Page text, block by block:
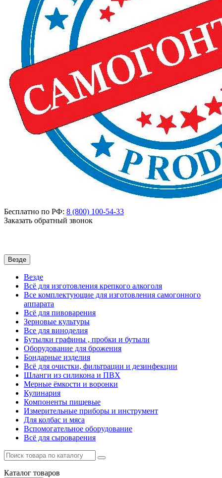
Бесплатно по РФ: 8 (800) 100-54-33
Заказать обратный звонок
Везде
Везде
Всё для изготовления крепкого алкоголя
Все комплектующие для изготовления самогонного
аппарата
Всё для пивоварения
Зерновые культуры
Все для виноделия
Бутылки графины , пробки и бутыли
Оборудование для брожения
Бондарные изделия
Всё для очистки, фильтрации и дезинфекции
Шланги из силикона и ПВХ
Мерные ёмкости и воронки
Кулинария
Компоненты пищевые
Измерительные приборы и инструмент
Для колбас и мяса
Вспомогательное оборудование
Всё для сыроварения
Каталог товаров